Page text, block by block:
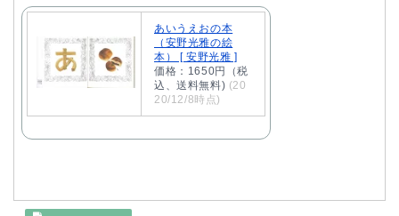
あいうえおの本
（安野光雅の絵
本） [ 安野光雅 ]
価格：1650円（税
込、送料無料) (20
20/12/8時点)